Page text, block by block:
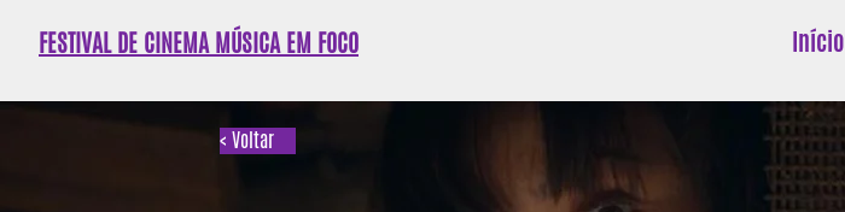
FESTIVAL DE CINEMA MÚSICA EM FOCO Início
< Voltar